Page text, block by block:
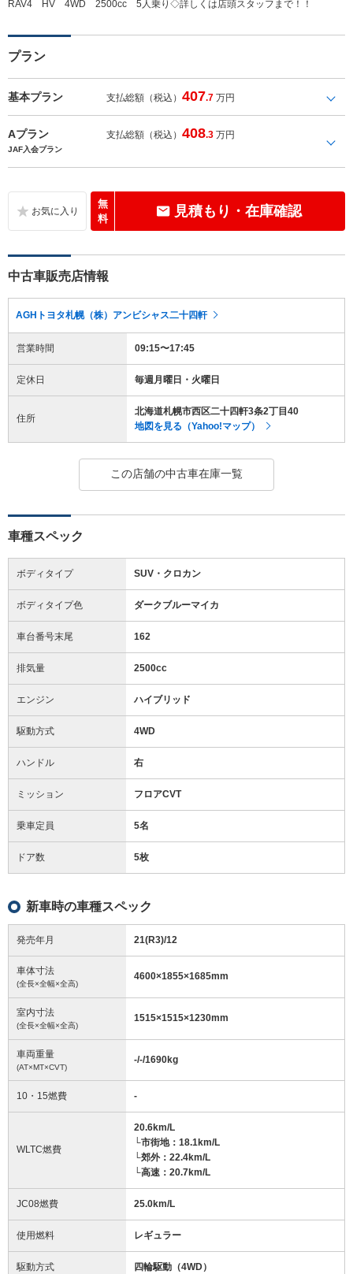
RAV4 HV 4WD 2500cc 5人乗り◇詳しくは店頭スタッフまで！！
プラン
基本プラン 支払総額（税込）407.7 万円
Aプラン 支払総額（税込）408.3 万円
JAF入会プラン
無
料
見積もり・在庫確認
中古車販売店情報
AGHトヨタ札幌（株）アンビシャス二十四軒
営業時間 09:15〜17:45
定休日 毎週月曜日・火曜日
住所
北海道札幌市西区二十四軒3条2丁目40
地図を見る（Yahoo!マップ）
この店舗の中古車在庫一覧
車種スペック
ボディタイプ SUV・クロカン
ボディタイプ色 ダークブルーマイカ
車台番号末尾 162
排気量 2500cc
エンジン ハイブリッド
駆動方式 4WD
ハンドル 右
ミッション フロアCVT
乗車定員 5名
ドア数 5枚
新車時の車種スペック
発売年月 21(R3)/12
車体寸法
(全長×全幅×全高)
4600×1855×1685mm
室内寸法
(全長×全幅×全高)
1515×1515×1230mm
車両重量
(AT×MT×CVT)
-/-/1690kg
10・15燃費 -
WLTC燃費
20.6km/L
└市街地：18.1km/L
└郊外：22.4km/L
└高速：20.7km/L
JC08燃費 25.0km/L
使用燃料 レギュラー
駆動方式 四輪駆動（4WD）